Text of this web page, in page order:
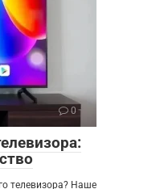
0
телевизора? Наше